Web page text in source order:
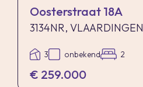
Oosterstraat 18A
3134NR, VLAARDINGEN
3 onbekend 2
€ 259.000